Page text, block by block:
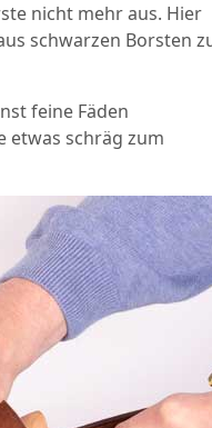
nicht mehr aus. Hier
schwarzen Borsten
feine Fäden
etwas schräg zum